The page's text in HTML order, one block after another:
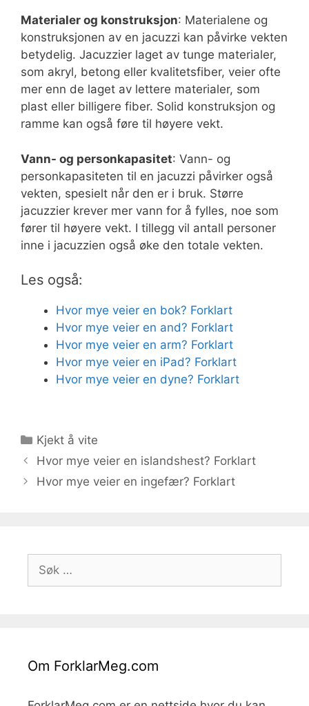
Materialer og konstruksjon: Materialene og
konstruksjonen av en jacuzzi kan påvirke vekten
betydelig. Jacuzzier laget av tunge materialer,
som akryl, betong eller kvalitetsfiber, veier ofte
mer enn de laget av lettere materialer, som
plast eller billigere fiber. Solid konstruksjon og
ramme kan også føre til høyere vekt.
Vann- og personkapasitet: Vann- og
personkapasiteten til en jacuzzi påvirker også
vekten, spesielt når den er i bruk. Større
jacuzzier krever mer vann for å fylles, noe som
fører til høyere vekt. I tillegg vil antall personer
inne i jacuzzien også øke den totale vekten.
Les også:
Hvor mye veier en bok? Forklart
Hvor mye veier en and? Forklart
Hvor mye veier en arm? Forklart
Hvor mye veier en iPad? Forklart
Hvor mye veier en dyne? Forklart
Kategorier
Kjekt å vite
Hvor mye veier en islandshest? Forklart
Hvor mye veier en ingefær? Forklart
etter:
Om ForklarMeg.com